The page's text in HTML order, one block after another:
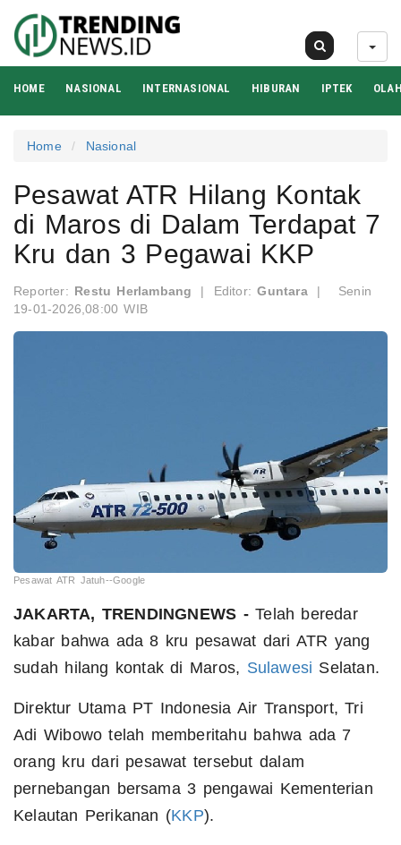
HOME NASIONAL INTERNASIONAL HIBURAN IPTEK
Home Nasional
Pesawat ATR Hilang Kontak
di Maros di Dalam Terdapat 7
Kru dan 3 Pegawai KKP
Reporter: Restu Herlambang | Editor:Guntara |
Senin
19-01-2026,08:00 WIB
Pesawat ATR Jatuh--Google
JAKARTA, TRENDINGNEWS -Telah beredar
kabar bahwa ada 8 kru pesawat dari ATR yang
sudah hilang kontak di Maros, Sulawesi Selatan.
Direktur Utama PT Indonesia Air Transport, Tri
Adi Wibowo telah memberitahu bahwa ada 7
orang kru dari pesawat tersebut dalam
pernebangan bersama 3 pengawai Kementerian
Kelautan Perikanan (KKP).